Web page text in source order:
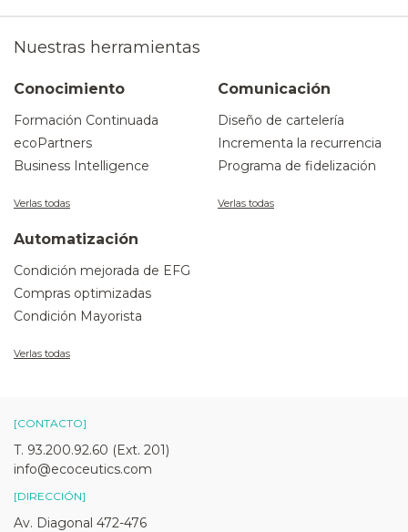
Nuestras herramientas
Conocimiento
Formación Continuada
ecoPartners
Business Intelligence
Verlas todas
Comunicación
Diseño de cartelería
Incrementa la recurrencia
Programa de fidelización
Verlas todas
Automatización
Condición mejorada de EFG
Compras optimizadas
Condición Mayorista
Verlas todas
[CONTACTO]
T. 93.200.92.60 (Ext. 201)
info@ecoceutics.com
[DIRECCIÓN]
Av. Diagonal 472-476